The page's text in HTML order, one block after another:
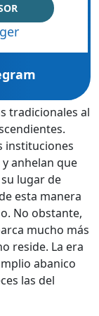
tradicionales al
instituciones
anhelan que
lugar de
esta manera
No obstante,
mucho más
reside. La era
abanico
las del